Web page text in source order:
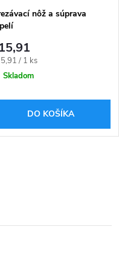
nôž a súprava
/ 1 ks
Skladom
DO KOŠÍKA